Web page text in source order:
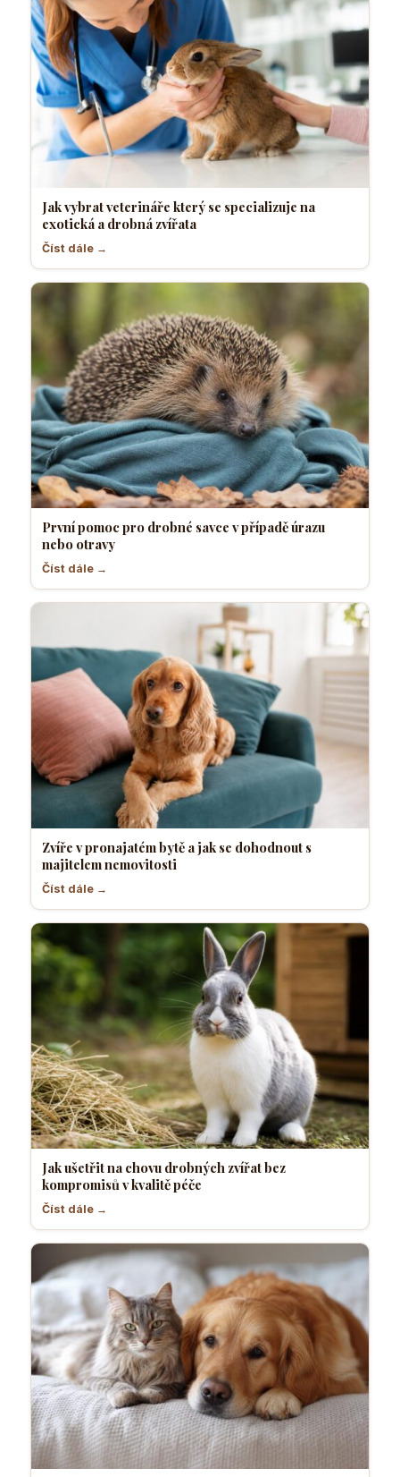
Jak vybrat veterináře který se specializuje na
exotická a drobná zvířata
Číst dále →
První pomoc pro drobné savce v případě úrazu
nebo otravy
Číst dále →
Zvíře v pronajatém bytě a jak se dohodnout s
majitelem nemovitosti
Číst dále →
Jak ušetřit na chovu drobných zvířat bez
kompromisů v kvalitě péče
Číst dále →